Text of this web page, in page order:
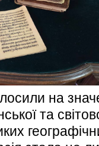
на
та